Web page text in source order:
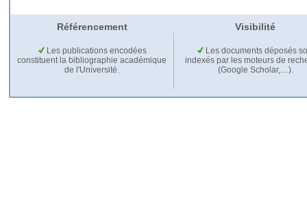
Référencement Visibilité
Les publications encodées
constituent la bibliographie académique
de l'Université.
Les documents déposés
indexés par les moteurs de
(Google Scholar,…).